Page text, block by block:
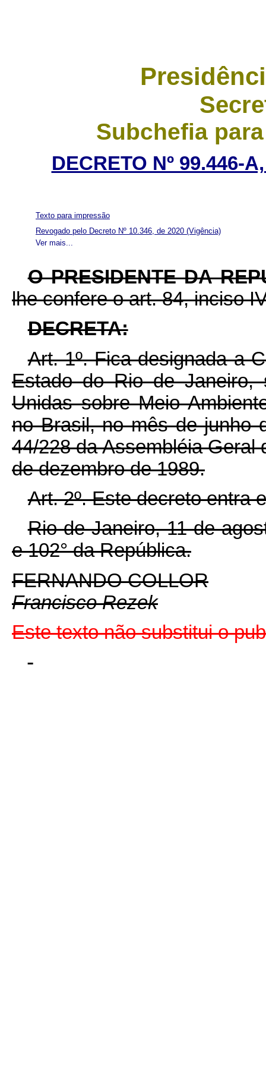
Subchefia
DECRETO Nº 99.446-
Ver mais...
Texto para impressão
Revogado pelo Decreto Nº 10.346, de 2020 (Vigência)
O PRESIDENTE DA
lhe confere o art. 84, inciso
DECRETA:
Art. 1º. Fica designada a
Estado do Rio de Janeiro,
Unidas sobre Meio
no Brasil, no mês de junho
44/228 da Assembléia
de dezembro de 1989.
Art. 2º. Este decreto entra
Rio de Janeiro, 11 de
e 102° da República.
FERNANDO COLLOR
Francisco Rezek
Este texto não substitui o